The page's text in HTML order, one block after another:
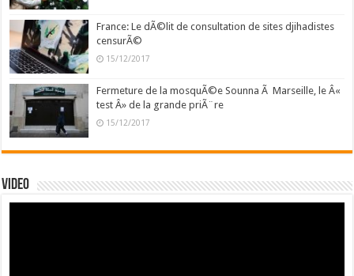
France: Le dÃ©lit de consultation de sites djihadistes
censurÃ©
15/12/2017
Fermeture de la mosquÃ©e Sounna Ã Marseille, le Â«
test Â» de la grande priÃ¨re
15/12/2017
Video